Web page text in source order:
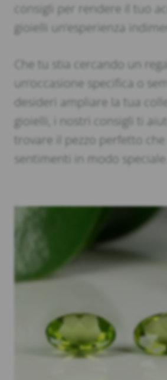
consigli per rendere il tuo
gioielli un’esperienza
Che tu stia cercando un
un’occasione specifica o
desideri ampliare la tua
gioielli, i nostri consigli ti
trovare il pezzo perfetto
sentimenti in modo speciale.